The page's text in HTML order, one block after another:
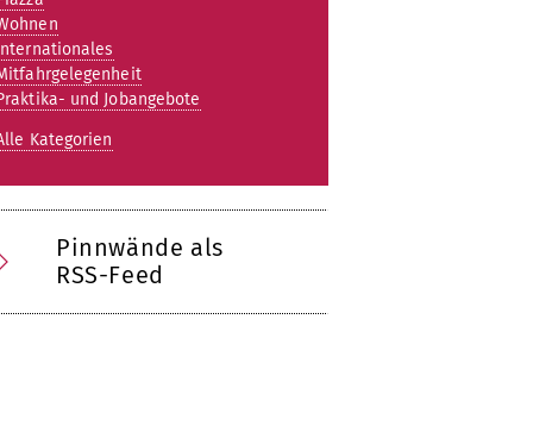
und Jobangebote
Kategorien
Pinnwände als
RSS-Feed